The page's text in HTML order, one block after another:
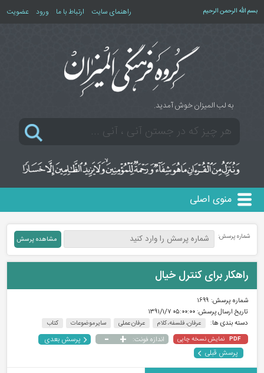
بسم الله الرحمن الرحیم راهنمای سایت ارتباط با ما ورود عضویت
به لب المیزان خوش آمدید.
منوی اصلی
شماره پرسش:
راهکار برای کنترل خیال
شماره پرسش: ۱۶۹۹
تاریخ ارسال پرسش:۰۵:۰۰:۰۰ ۱۳۹۱/۱/۷
دسته بندی ها:
عرفان، فلسفه، کلام عرفان عملی سایر موضوعات کتاب
PDF نمایش نسخه چاپی اندازه فونت: +
-
پرسش بعدی
پرسش قبلی